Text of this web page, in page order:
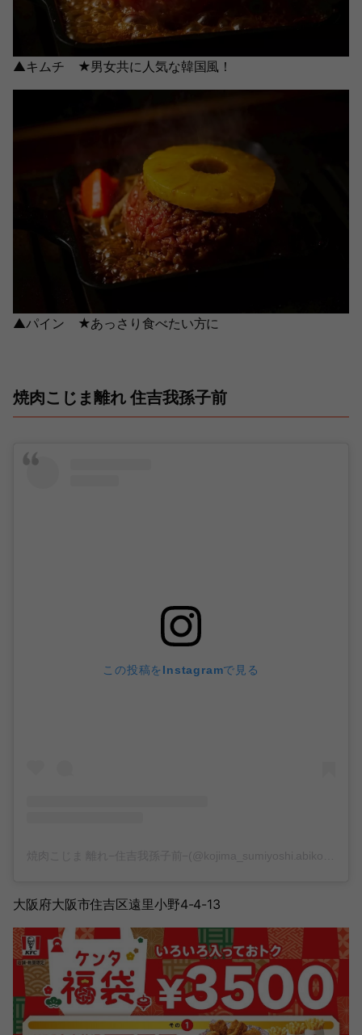
▲キムチ ★男女共に人気な韓国風！
▲パイン ★あっさり食べたい方に
焼肉こじま離れ 住吉我孫子前
この投稿をInstagramで見る
大阪府大阪市住吉区遠里小野4-4-13